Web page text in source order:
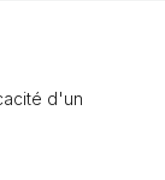
d'un